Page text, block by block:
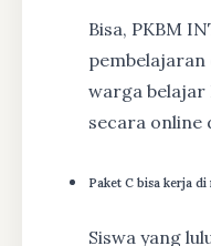
Bisa, PKBM
pembelajaran
warga belajar
secara online
Paket C bisa kerja di
Siswa yang